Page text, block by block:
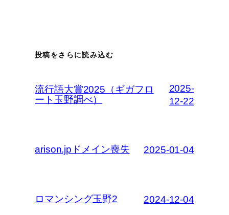
投稿をさらに読み込む
流行語大賞2025（ギガフロ
ート玉野調べ）
2025-
12-22
arison.jpドメイン喪失 2025-01-04
ロマンシング玉野2 2024-12-04